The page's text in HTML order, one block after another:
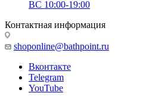
ВС 10:00-19:00
Контактная информация
shoponline@bathpoint.ru
Вконтакте
Telegram
YouTube